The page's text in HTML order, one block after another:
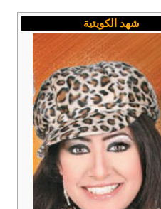
شهد الكويتية